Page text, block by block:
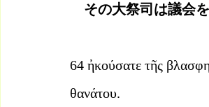
その大祭司は議会
64 ἠκούσατε τῆς
θανάτου.